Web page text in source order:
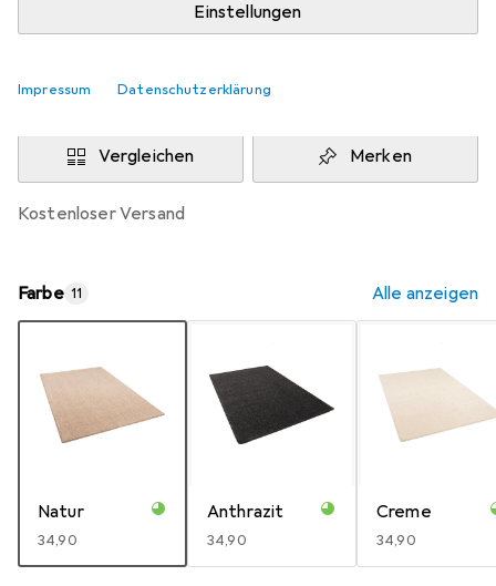
Einstellungen
Impressum Datenschutzerklärung
teppichversand24DE
In den Warenkorb
Vergleichen Merken
kostenloser Versand
Farbe 11 Alle anzeigen
Natur
EUR
34,90
Anthrazit
EUR
34,90
Creme
EUR
34,90